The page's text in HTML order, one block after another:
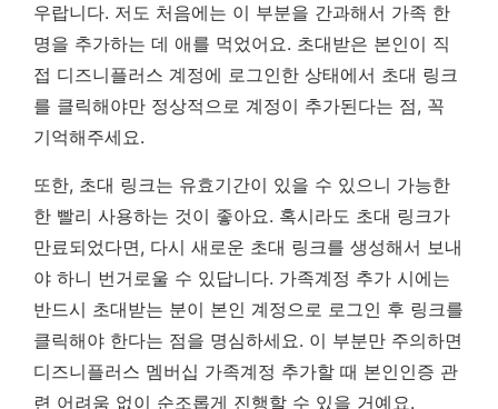
우랍니다. 저도 처음에는 이 부분을 간과해서 가족 한
명을 추가하는 데 애를 먹었어요. 초대받은 본인이 직
접 디즈니플러스 계정에 로그인한 상태에서 초대 링크
를 클릭해야만 정상적으로 계정이 추가된다는 점, 꼭
기억해주세요.
또한, 초대 링크는 유효기간이 있을 수 있으니 가능한
한 빨리 사용하는 것이 좋아요. 혹시라도 초대 링크가
만료되었다면, 다시 새로운 초대 링크를 생성해서 보내
야 하니 번거로울 수 있답니다. 가족계정 추가 시에는
반드시 초대받는 분이 본인 계정으로 로그인 후 링크를
클릭해야 한다는 점을 명심하세요. 이 부분만 주의하면
디즈니플러스 멤버십 가족계정 추가할 때 본인인증 관
련 어려움 없이 순조롭게 진행할 수 있을 거예요.